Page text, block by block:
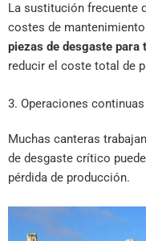
La sustitución frecuente
costes de
piezas de desgaste
reducir el coste total de
3. Operaciones continuas
Muchas canteras
de desgaste crítico
pérdida de producción.